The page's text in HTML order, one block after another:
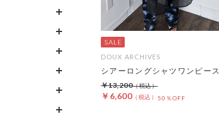
DOUX ARCHIVES
シアーロングシャツワンピース
￥6,600 50％OFF
￥13,200